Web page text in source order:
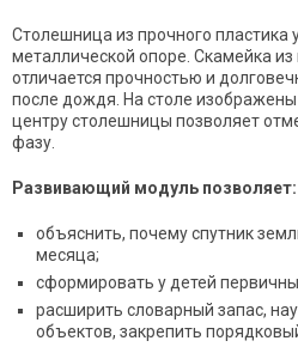
Столешница из прочного пластика
металлической опоре. Скамейка из
отличается прочностью и
после дождя. На столе
центру столешницы позволяет
фазу.
Развивающий модуль позволяет:
объяснить, почему спутник
месяца;
сформировать у детей
расширить словарный запас,
объектов, закрепить